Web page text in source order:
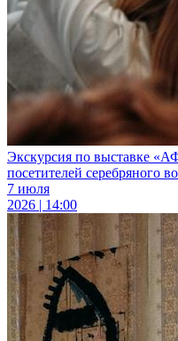
Экскурсия по выставке
посетителей серебряного
7 июля
2026 | 14:00